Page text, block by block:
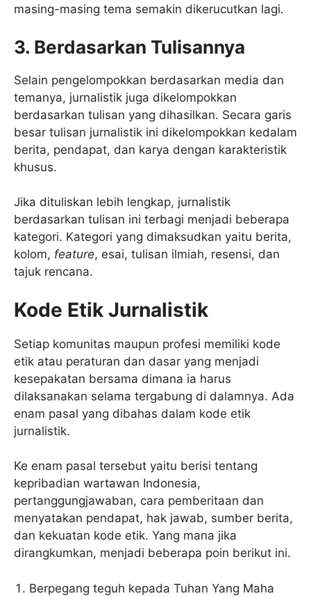
masing-masing tema semakin dikerucutkan lagi.
3. Berdasarkan Tulisannya
Selain pengelompokkan berdasarkan media dan
temanya, jurnalistik juga dikelompokkan
berdasarkan tulisan yang dihasilkan. Secara garis
besar tulisan jurnalistik ini dikelompokkan kedalam
berita, pendapat, dan karya dengan karakteristik
khusus.
Jika dituliskan lebih lengkap, jurnalistik
berdasarkan tulisan ini terbagi menjadi beberapa
kategori. Kategori yang dimaksudkan yaitu berita,
kolom, feature, esai, tulisan ilmiah, resensi, dan
tajuk rencana.
Kode Etik Jurnalistik
Setiap komunitas maupun profesi memiliki kode
etik atau peraturan dan dasar yang menjadi
kesepakatan bersama dimana ia harus
dilaksanakan selama tergabung di dalamnya. Ada
enam pasal yang dibahas dalam kode etik
jurnalistik.
Ke enam pasal tersebut yaitu berisi tentang
kepribadian wartawan Indonesia,
pertanggungjawaban, cara pemberitaan dan
menyatakan pendapat, hak jawab, sumber berita,
dan kekuatan kode etik. Yang mana jika
dirangkumkan, menjadi beberapa poin berikut ini.
Berpegang teguh kepada Tuhan Yang Maha